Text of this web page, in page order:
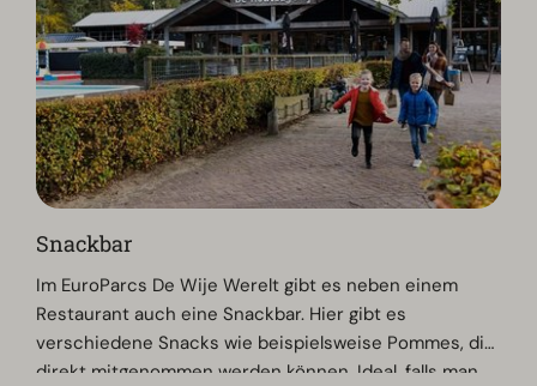
Snackbar
Im EuroParcs De Wije Werelt gibt es neben einem
Restaurant auch eine Snackbar. Hier gibt es
verschiedene Snacks wie beispielsweise Pommes, die
direkt mitgenommen werden können. Ideal, falls man